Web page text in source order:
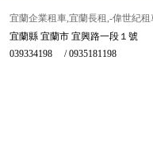
宜蘭企業租車,宜蘭長租,-偉世紀租
宜蘭縣 宜蘭市 宜興路一段１號
039334198 / 0935181198